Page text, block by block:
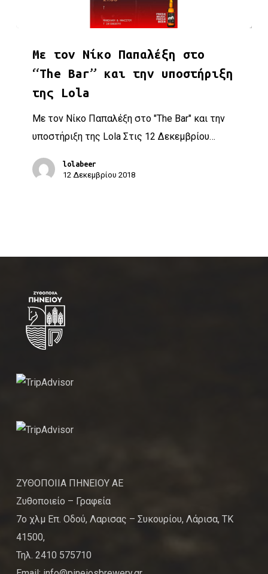
Με τον Νίκο Παπαλέξη στο
“The Bar” και την υποστήριξη
της Lola
Με τον Νίκο Παπαλέξη στο "The Bar" και την
υποστήριξη της Lola Στις 12 Δεκεμβρίου…
lolabeer
12 Δεκεμβρίου 2018
ΖΥΘΟΠΟΙΙΑ ΠΗΝΕΙΟΥ ΑΕ
Ζυθοποιείο – Γραφεία
7ο χλμ Επ. Οδού, Λαρισας – Συκουρίου, Λάρισα, ΤΚ
41500,
Τηλ. 2410 575710